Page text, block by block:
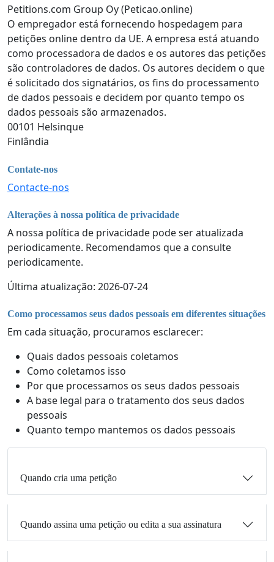
Petitions.com Group Oy (Peticao.online)
O empregador está fornecendo hospedagem para
petições online dentro da UE. A empresa está atuando
como processadora de dados e os autores das petições
são controladores de dados. Os autores decidem o que
é solicitado dos signatários, os fins do processamento
de dados pessoais e decidem por quanto tempo os
dados pessoais são armazenados.
00101 Helsinque
Finlândia
Contate-nos
Contacte-nos
Alterações à nossa política de privacidade
A nossa política de privacidade pode ser atualizada
periodicamente. Recomendamos que a consulte
periodicamente.
Última atualização: 2026-07-24
Como processamos seus dados pessoais em diferentes situações
Em cada situação, procuramos esclarecer:
Quais dados pessoais coletamos
Como coletamos isso
Por que processamos os seus dados pessoais
A base legal para o tratamento dos seus dados
pessoais
Quanto tempo mantemos os dados pessoais
Quando cria uma petição
Quando assina uma petição ou edita a sua assinatura